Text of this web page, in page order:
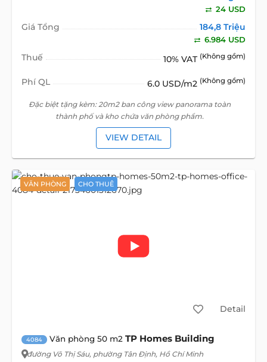
24 USD
Giá Tổng 184,8 Triệu
6.984 USD
Thuế 10% VAT (Không gồm)
Phí QL 6.0 USD/m2 (Không gồm)
Đặc biệt tặng kèm: 20m2 ban công view panorama toàn
thành phố và kho chứa văn phòng phẩm.
VIEW DETAIL
VĂN PHÒNG CHO THUÊ
Detail
4084 Văn phòng 50 m2 TP Homes Building
đường Võ Thị Sáu, phường Tân Định, Hồ Chí Minh